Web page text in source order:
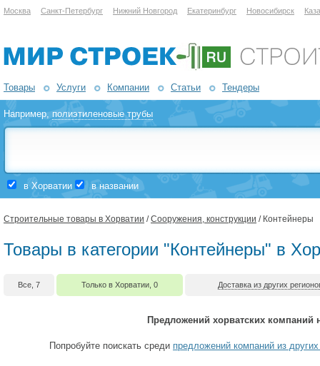
Москва Санкт-Петербург Нижний Новгород Екатеринбург Новосибирск
Товары Услуги Компании Статьи Тендеры
Например,полиэтиленовые трубы
в Хорватии в названии
Строительные товары в Хорватии /Сооружения, конструкции / Контейнеры
Товары в категории "Контейнеры" в
Все, 7 Только в Хорватии, 0 Доставка из других
Предложений хорватских компаний
Попробуйте поискать среди предложений компаний из